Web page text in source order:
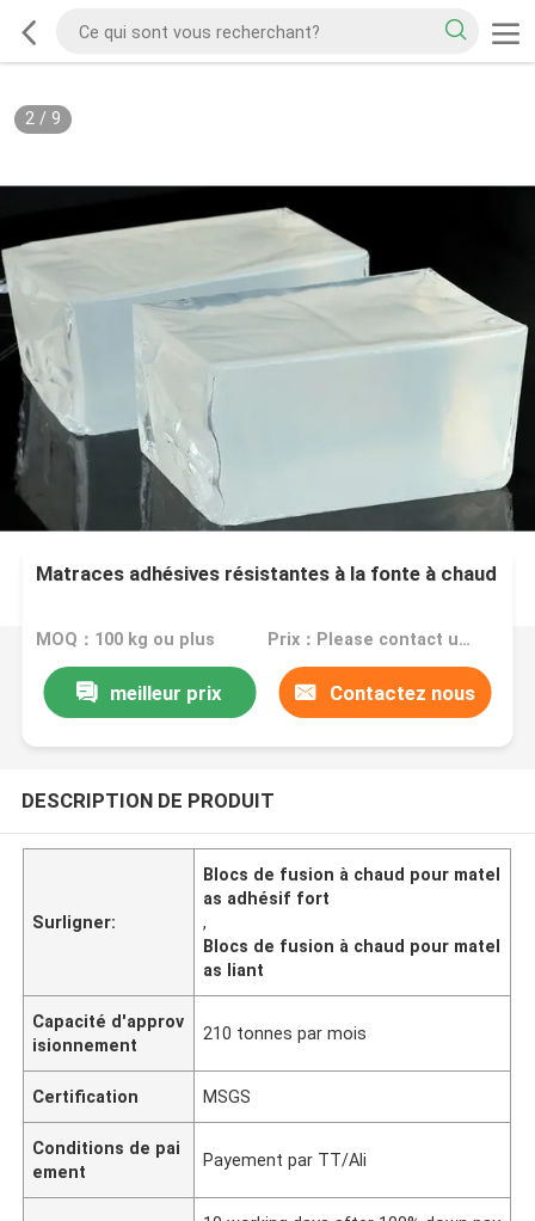
2/ 9
Matraces adhésives résistantes à la fonte à chaud
MOQ：100 kg ou plus Prix：Please contact us for quotation
meilleur prix Contactez nous
DESCRIPTION DE PRODUIT
Surligner:
Blocs de fusion à chaud pour matel
as adhésif fort
,
Blocs de fusion à chaud pour matel
as liant
Capacité d'approv
isionnement
210 tonnes par mois
Certification MSGS
Conditions de pai
ement
Payement par TT/Ali